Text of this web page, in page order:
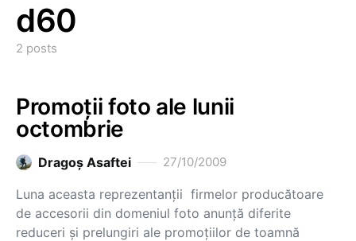
d60
2 posts
Promoţii foto ale lunii
octombrie
Dragoş Asaftei 27/10/2009
Luna aceasta reprezentanţii firmelor producătoare
de accesorii din domeniul foto anunţă diferite
reduceri şi prelungiri ale promoţiilor de toamnă